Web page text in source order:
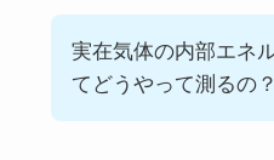
実在気体の内部エネ
てどうやって測るの？